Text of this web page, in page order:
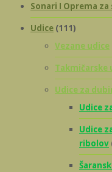
Sonari I Oprema za
Udice (111)
Vezane udice
Takmičarske
Udice za
Udice
Udice
ribolov